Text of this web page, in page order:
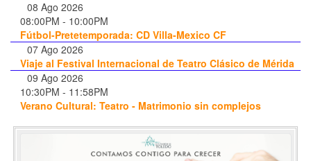
08 Ago 2026
08:00PM - 10:00PM
Fútbol-Pretetemporada: CD Villa-Mexico CF
07 Ago 2026
Viaje al Festival Internacional de Teatro Clásico de Mérida
09 Ago 2026
10:30PM - 11:58PM
Verano Cultural: Teatro - Matrimonio sin complejos